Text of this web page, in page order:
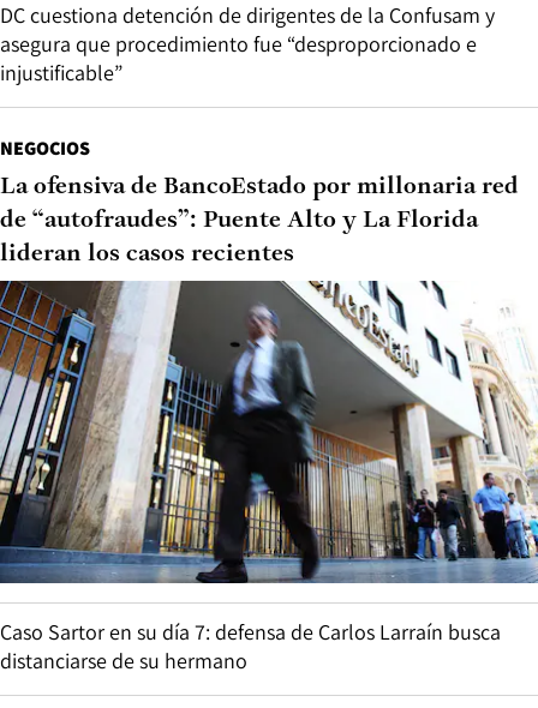
DC cuestiona detención de dirigentes de la Confusam y
asegura que procedimiento fue “desproporcionado e
injustificable”
NEGOCIOS
La ofensiva de BancoEstado por millonaria red
de “autofraudes”: Puente Alto y La Florida
lideran los casos recientes
Caso Sartor en su día 7: defensa de Carlos Larraín busca
distanciarse de su hermano